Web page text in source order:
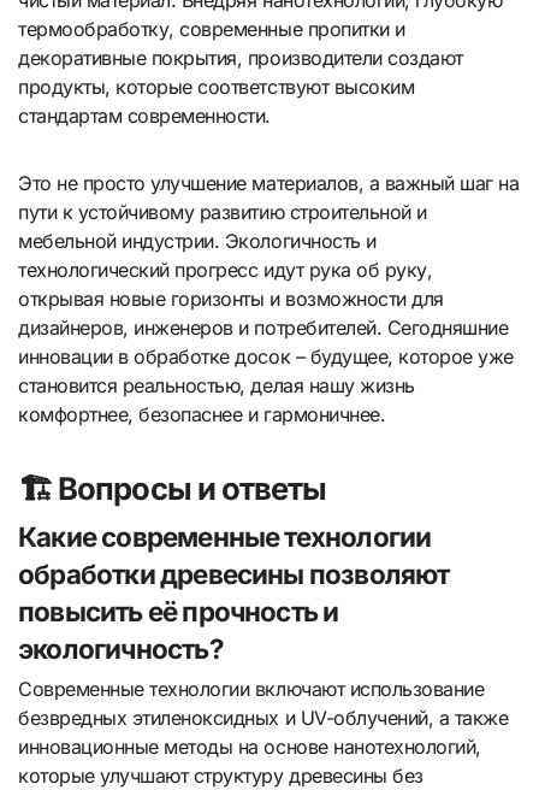
термообработку, современные пропитки и
декоративные покрытия, производители создают
продукты, которые соответствуют высоким
стандартам современности.
Это не просто улучшение материалов, а важный шаг на
пути к устойчивому развитию строительной и
мебельной индустрии. Экологичность и
технологический прогресс идут рука об руку,
открывая новые горизонты и возможности для
дизайнеров, инженеров и потребителей. Сегодняшние
инновации в обработке досок – будущее, которое уже
становится реальностью, делая нашу жизнь
комфортнее, безопаснее и гармоничнее.
🏗️ Вопросы и ответы
Какие современные технологии
обработки древесины позволяют
повысить её прочность и
экологичность?
Современные технологии включают использование
безвредных этиленоксидных и UV-облучений, а также
инновационные методы на основе нанотехнологий,
которые улучшают структуру древесины без